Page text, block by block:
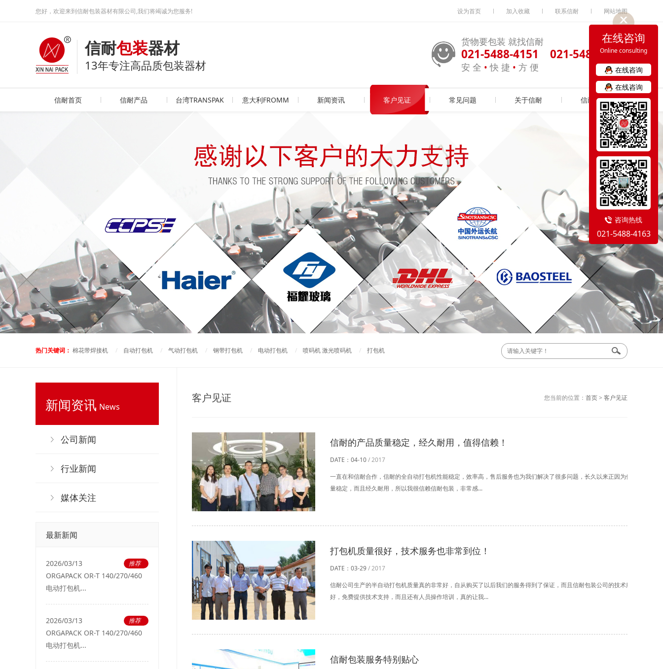
您好，欢迎来到信耐包装器材有限公司,我们将竭诚为您服务! 设为首页 加入收藏 联系信耐 网站地图
信耐包装器材
13年专注高品质包装器材
货物要包装 就找信耐
021-5488-4151 021-5488-4163
安 全 • 快 捷 • 方 便
信耐首页 信耐产品 台湾TRANSPAK 意大利FROMM 新闻资讯 客户见证 常见问题 关于信耐 信耐实力
热门关键词： 棉花带焊接机 / 自动打包机 / 气动打包机 / 钢带打包机 / 电动打包机 / 喷码机 激光喷码机 / 打包机
新闻资讯 News
公司新闻
行业新闻
媒体关注
最新新闻
推荐
2026/03/13
ORGAPACK OR-T 140/270/460
电动打包机...
推荐
2026/03/13
ORGAPACK OR-T 140/270/460
电动打包机...
您当前的位置： 首页> 客户见证
客户见证
信耐的产品质量稳定，经久耐用，值得信赖！
DATE：04-10/ 2017
一直在和信耐合作，信耐的全自动打包机性能稳定，效率高，售后服务也为我们解决了很多问题，长久以来正因为他们的产品质
量稳定，而且经久耐用，所以我很信赖信耐包装，非常感...
打包机质量很好，技术服务也非常到位！
DATE：03-29/ 2017
信耐公司生产的半自动打包机质量真的非常好，自从购买了以后我们的服务得到了保证，而且信耐包装公司的技术服务也非常
好，免费提供技术支持，而且还有人员操作培训，真的让我...
信耐包装服务特别贴心
在线咨询
Online consulting
在线咨询
在线咨询
咨询热线
021-5488-4163